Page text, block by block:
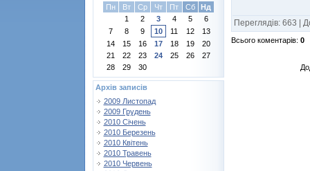
Пн
Вт Ср Чт Пт Сб
Нд
1
2 3 4 5
6
7
8 9 10 11 12
13
14
15 16 17 18 19
20
21
22 23 24 25 26
27
28
29 30
Архів записів
2009 Листопад
2009 Грудень
2010 Січень
2010 Березень
2010 Квітень
2010 Травень
2010 Червень
Переглядів: 663 |
Всього коментарів: 0